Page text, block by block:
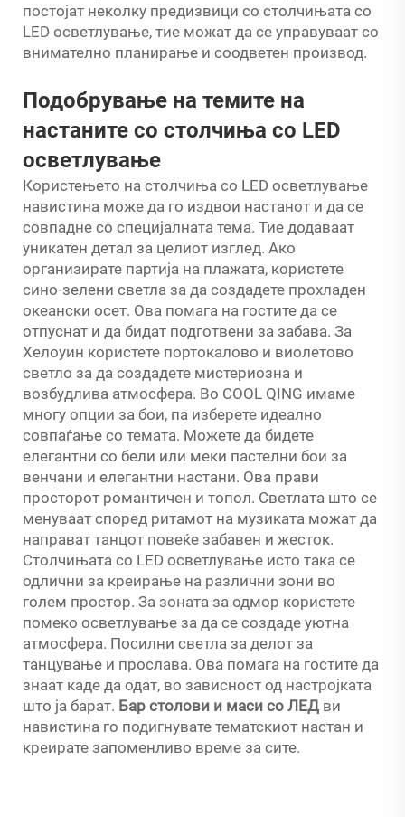
постојат неколку предизвици со столчињата со
LED осветлување, тие можат да се управуваат со
внимателно планирање и соодветен производ.
Подобрување на темите на
настаните со столчиња со LED
осветлување
Користењето на столчиња со LED осветлување
навистина може да го издвои настанот и да се
совпадне со специјалната тема. Тие додаваат
уникатен детал за целиот изглед. Ако
организирате партија на плажата, користете
сино-зелени светла за да создадете прохладен
океански осет. Ова помага на гостите да се
отпуснат и да бидат подготвени за забава. За
Хелоуин користете портокалово и виолетово
светло за да создадете мистериозна и
возбудлива атмосфера. Во COOL QING имаме
многу опции за бои, па изберете идеално
совпаѓање со темата. Можете да бидете
елегантни со бели или меки пастелни бои за
венчани и елегантни настани. Ова прави
просторот романтичен и топол. Светлата што се
менуваат според ритамот на музиката можат да
направат танцот повеќе забавен и жесток.
Столчињата со LED осветлување исто така се
одлични за креирање на различни зони во
голем простор. За зоната за одмор користете
помеко осветлување за да се создаде уютна
атмосфера. Посилни светла за делот за
танцување и прослава. Ова помага на гостите да
знаат каде да одат, во зависност од настројката
што ја барат. Бар столови и маси со ЛЕД ви
навистина го подигнувате тематскиот настан и
креирате запоменливо време за сите.